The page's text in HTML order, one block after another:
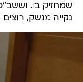
שמחזיק בו.
נקייה מנשק,